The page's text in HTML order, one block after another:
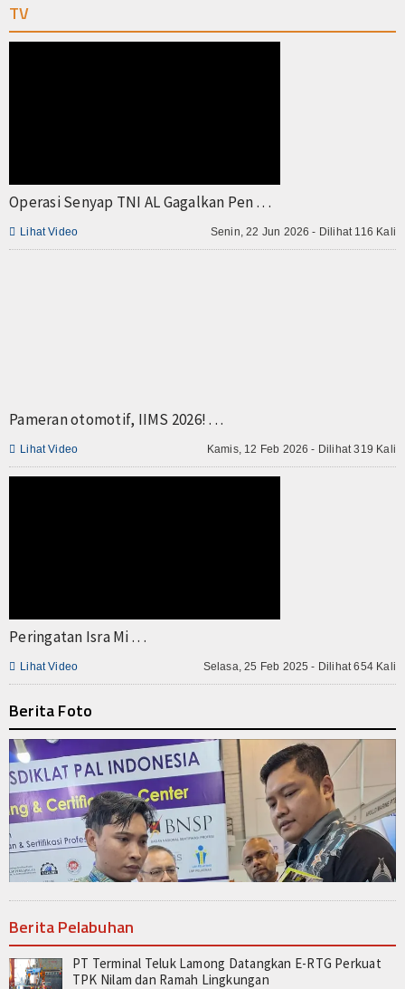
Sorot
TV
Channel
TV
Operasi Senyap TNI AL Gagalkan Pen . . .
Senin, 22 Jun 2026 - Dilihat 116 Kali
 Lihat Video
Pameran otomotif, IIMS 2026! . . .
Kamis, 12 Feb 2026 - Dilihat 319 Kali
 Lihat Video
Peringatan Isra Mi . . .
Selasa, 25 Feb 2025 - Dilihat 654 Kali
 Lihat Video
Berita Foto
Berita Pelabuhan
PT Terminal Teluk Lamong Datangkan E-RTG Perkuat
TPK Nilam dan Ramah Lingkungan